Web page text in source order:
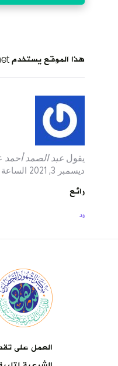
هذا الموقع يستخدم Akismet للحدّ من التعليقات المزعجة والغير مرغوبة.
يقول عبد الصمد أحمد
ديسمبر 3, 2021 الساعة 10:56 ص
رائع
رد
العمل على